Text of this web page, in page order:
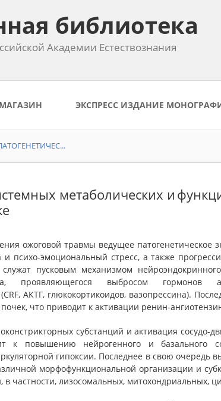
библиотека
Академии Естествознания
ЭКСПРЕСС ИЗДАНИЕ
метаболических и
ожоговой травмы ведущее
психо-эмоциональный стресс, а также
служат пусковым механизмом
проявляющегося выбросом гормонов
АКТГ, глюкокортикоидов, вазопрессина).
почек, что приводит к активации ренин-
субстанций и активация сосудо-
к повышению нейрогенного и базального
гипоксии. Последнее в свою очередь
морфофункциональной организации и
частности, лизосомальных, митохондриальных,